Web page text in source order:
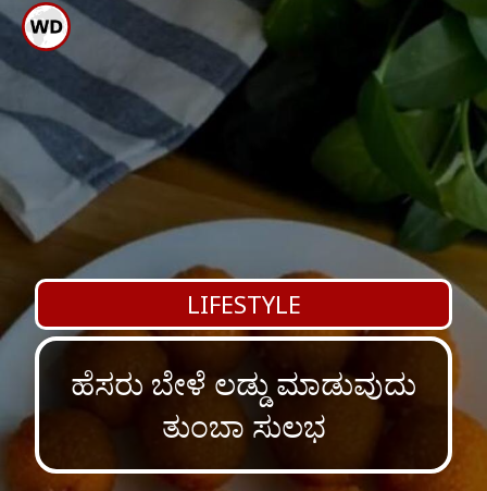
ಗಮನಿಸಿ: ಈ ಮಾಹಿತಿಯನ್ನು
ಪ್ರಯೋಗಿಸುವ ಮುನ್ನ ತಜ್ಞರ ಸಲಹೆ
ಪಡೆಯಿರಿ
LIFESTYLE
ಹೆಸರು ಬೇಳೆ ಲಡ್ಡು ಮಾಡುವುದು
ತುಂಬಾ ಸುಲಭ